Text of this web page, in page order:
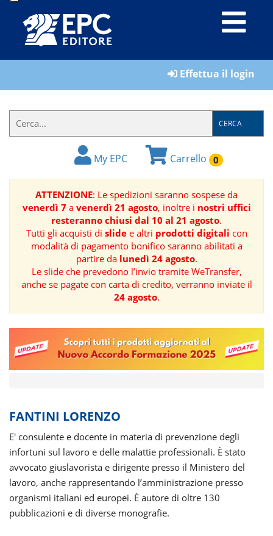
LIBRI
IL
FORMATORE
BOOK
RIVISTE
MANUALISTICA
SOFTWARE
AREE
TEMATICHE
Effettua il login
CERCA
My EPC Carrello 0
ATTENZIONE: Le spedizioni saranno sospese da
venerdì 7a venerdì 21 agosto, inoltre i nostri uffici
resteranno chiusi dal 10 al 21 agosto.
Tutti gli acquisti di slidee altri prodotti digitali con
modalità di pagamento bonifico saranno abilitati a
partire da lunedì 24 agosto.
Le slide che prevedono l’invio tramite WeTransfer,
anche se pagate con carta di credito, verranno inviate il
24 agosto.
FANTINI LORENZO
E' consulente e docente in materia di prevenzione degli
infortuni sul lavoro e delle malattie professionali. È stato
avvocato giuslavorista e dirigente presso il Ministero del
lavoro, anche rappresentando l’amministrazione presso
organismi italiani ed europei. È autore di oltre 130
pubblicazioni e di diverse monografie.